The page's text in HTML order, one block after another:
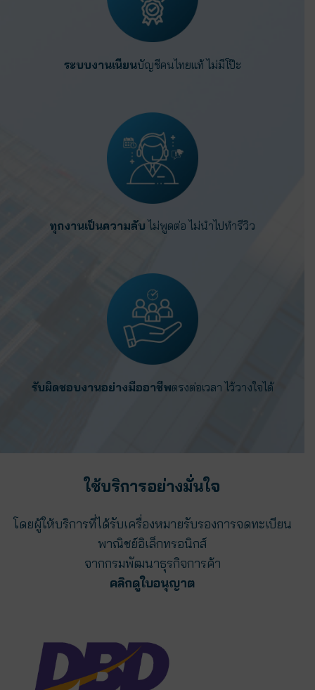
ระบบงานเนียนบัญชีคนไทยแท้ ไม่มีโป๊ะ
ทุกงานเป็นความลับ ไม่พูดต่อ ไม่นำไปทำรีวิว
รับผิดชอบงานอย่างมืออาชีพตรงต่อเวลา ไว้วางใจได้
ใช้บริการอย่างมั่นใจ
โดยผู้ให้บริการที่ได้รับเครื่องหมายรับรองการจดทะเบียน
พาณิชย์อิเล็กทรอนิกส์
จากกรมพัฒนาธุรกิจการค้า
คลิกดูใบอนุญาต